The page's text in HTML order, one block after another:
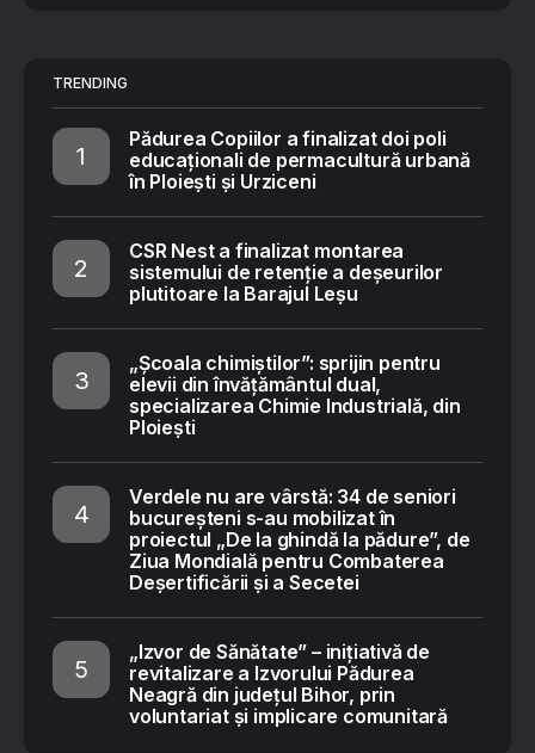
TRENDING
Pădurea Copiilor a finalizat doi poli
educaționali de permacultură urbană
în Ploiești și Urziceni
CSR Nest a finalizat montarea
sistemului de retenție a deșeurilor
plutitoare la Barajul Leșu
„Școala chimiștilor”: sprijin pentru
elevii din învățământul dual,
specializarea Chimie Industrială, din
Ploiești
Verdele nu are vârstă: 34 de seniori
bucureșteni s-au mobilizat în
proiectul „De la ghindă la pădure”, de
Ziua Mondială pentru Combaterea
Deșertificării și a Secetei
„Izvor de Sănătate” – inițiativă de
revitalizare a Izvorului Pădurea
Neagră din județul Bihor, prin
voluntariat și implicare comunitară